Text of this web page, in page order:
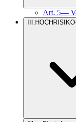
Art. 5—
.